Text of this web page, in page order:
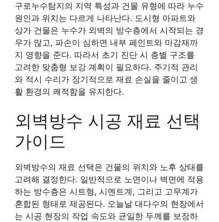
구로누수탐지의 지역 특성과 건물 유형에 따라 누수
원인과 위치는 다르게 나타난다. 도시형 아파트와
상가 건물은 누수가 외벽의 방수층에서 시작되는 경
우가 많고, 파손이 심하면 내부 페인트와 마감재까
지 영향을 준다. 따라서 초기 진단 시 층별 구조를
고려한 맞춤형 보강 계획이 필요하다. 주기적 관리
와 적시 수리가 장기적으로 재료 손실을 줄이고 생
활 환경의 쾌적함을 유지한다.
외벽방수 시공 재료 선택
가이드
외벽방수의 재료 선택은 건물의 위치와 노후 상태를
고려해 결정한다. 일반적으로 노면이나 벽면에 적용
하는 방수층은 시트형, 시멘트계, 그리고 고무계가
혼합된 형태로 제공된다. 오늘날 대다수의 현장에서
는 시공 현장의 작업 속도와 균일한 두께를 보장하